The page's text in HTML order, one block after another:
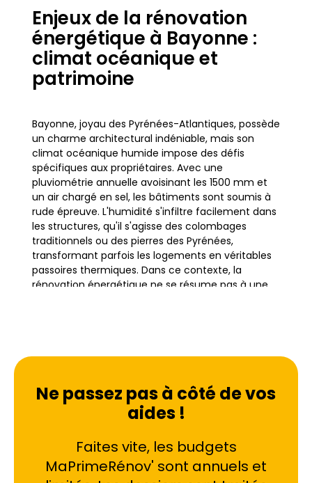
Enjeux de la rénovation
énergétique à Bayonne :
climat océanique et
patrimoine
Bayonne, joyau des Pyrénées-Atlantiques, possède
un charme architectural indéniable, mais son
climat océanique humide impose des défis
spécifiques aux propriétaires. Avec une
pluviométrie annuelle avoisinant les 1500 mm et
un air chargé en sel, les bâtiments sont soumis à
rude épreuve. L'humidité s'infiltre facilement dans
les structures, qu'il s'agisse des colombages
traditionnels ou des pierres des Pyrénées,
transformant parfois les logements en véritables
passoires thermiques. Dans ce contexte, la
rénovation énergétique ne se résume pas à une
historique de Saint-Esprit ou les zones plus
résidentielles comme Aritxague, la problématique
reste similaire : comment isoler sans dénaturer le
façades à pans de bois et leurs toitures pentues,
nécessitent une approche technique pointue. Une
isolation mal conçue peut entraîner des
Ne passez pas à côté de vos
aides !
Faites vite, les budgets
MaPrimeRénov' sont annuels et